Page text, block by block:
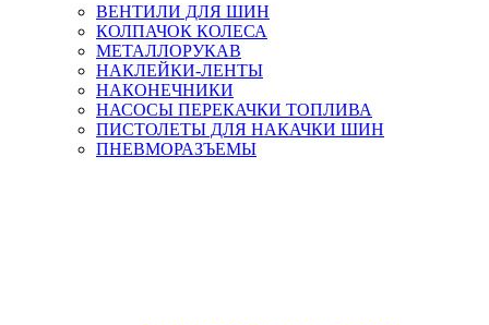
ВЕНТИЛИ ДЛЯ ШИН
КОЛПАЧОК КОЛЕСА
МЕТАЛЛОРУКАВ
НАКЛЕЙКИ-ЛЕНТЫ
НАКОНЕЧНИКИ
НАСОСЫ ПЕРЕКАЧКИ ТОПЛИВА
ПИСТОЛЕТЫ ДЛЯ НАКАЧКИ ШИН
ПНЕВМОРАЗЪЕМЫ